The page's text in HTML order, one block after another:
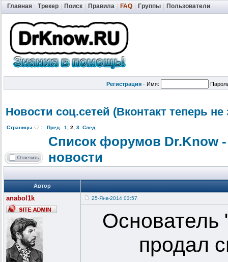
Главная Трекер Поиск Правила FAQ Группы Пользователи
Регистрация · Имя:
Новости соц.сетей (Вконтакт теперь
Страницы : Пред. 1, 2, 3 След.
Список форумов Dr.Know
новости
Автор
anabol1k 25-Янв-2014 03:57
Основатель
продал